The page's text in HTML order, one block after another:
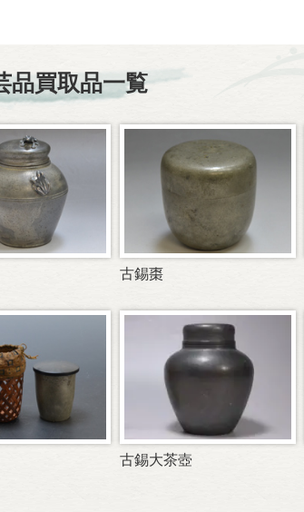
品買取品一覧
古錫棗
古錫大茶壺